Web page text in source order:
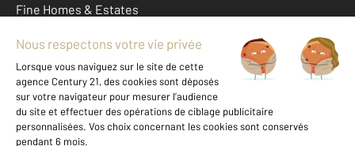
Fine Homes & Estates
À propos
International
Nous contacter